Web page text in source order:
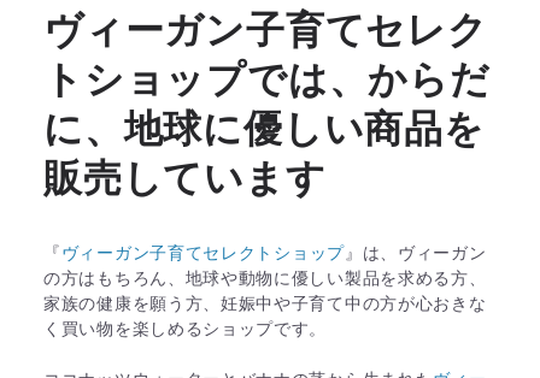
ヴィーガン子育てセレク
トショップでは、からだ
に、地球に優しい商品を
販売しています
『ヴィーガン子育てセレクトショップ』は、ヴィーガン
の方はもちろん、地球や動物に優しい製品を求める方、
家族の健康を願う方、妊娠中や子育て中の方が心おきな
く買い物を楽しめるショップです。